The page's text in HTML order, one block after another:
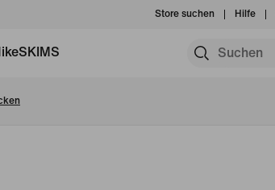
Store suchen Hilfe